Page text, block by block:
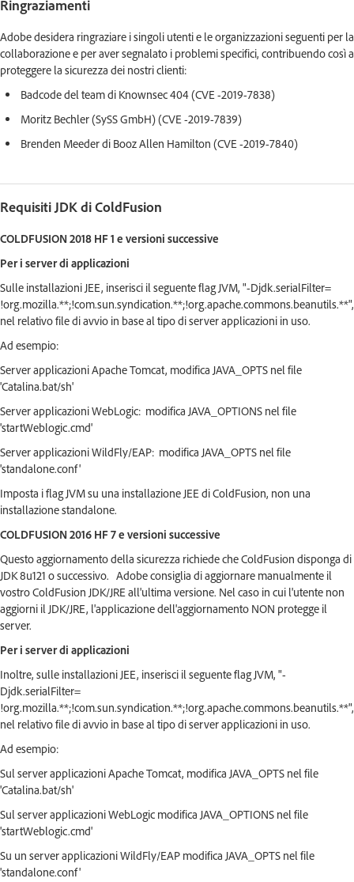
Ringraziamenti
Adobe desidera ringraziare i singoli utenti e le organizzazioni seguenti per la
collaborazione e per aver segnalato i problemi specifici, contribuendo così a
proteggere la sicurezza dei nostri clienti:
Badcode del team di Knownsec 404 (CVE -2019-7838)
Moritz Bechler (SySS GmbH) (CVE -2019-7839)
Brenden Meeder di Booz Allen Hamilton (CVE -2019-7840)
Requisiti JDK di ColdFusion
COLDFUSION 2018 HF 1 e versioni successive
Per i server di applicazioni
Sulle installazioni JEE, inserisci il seguente flag JVM, "-Djdk.serialFilter=
!org.mozilla.**;!com.sun.syndication.**;!org.apache.commons.beanutils.**",
nel relativo file di avvio in base al tipo di server applicazioni in uso.
Ad esempio:
Server applicazioni Apache Tomcat, modifica JAVA_OPTS nel file
'Catalina.bat/sh'
Server applicazioni WebLogic: modifica JAVA_OPTIONS nel file
'startWeblogic.cmd'
Server applicazioni WildFly/EAP: modifica JAVA_OPTS nel file
'standalone.conf'
Imposta i flag JVM su una installazione JEE di ColdFusion, non una
installazione standalone.
COLDFUSION 2016 HF 7 e versioni successive
Questo aggiornamento della sicurezza richiede che ColdFusion disponga di
JDK 8u121 o successivo. Adobe consiglia di aggiornare manualmente il
vostro ColdFusion JDK/JRE all'ultima versione. Nel caso in cui l'utente non
aggiorni il JDK/JRE, l'applicazione dell'aggiornamento NON protegge il
server.
Per i server di applicazioni
Inoltre, sulle installazioni JEE, inserisci il seguente flag JVM, "-
Djdk.serialFilter=
!org.mozilla.**;!com.sun.syndication.**;!org.apache.commons.beanutils.**",
nel relativo file di avvio in base al tipo di server applicazioni in uso.
Ad esempio:
Sul server applicazioni Apache Tomcat, modifica JAVA_OPTS nel file
'Catalina.bat/sh'
Sul server applicazioni WebLogic modifica JAVA_OPTIONS nel file
'startWeblogic.cmd'
Su un server applicazioni WildFly/EAP modifica JAVA_OPTS nel file
'standalone.conf'